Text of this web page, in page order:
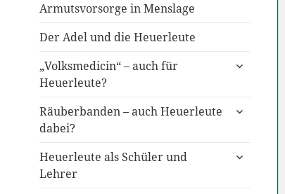
Armutsvorsorge in Menslage
Der Adel und die Heuerleute
„Volksmedicin“ – auch für
Heuerleute?
untermenü
Räuberbanden – auch Heuerleute
dabei?
untermenü
Heuerleute als Schüler und
Lehrer
untermenü